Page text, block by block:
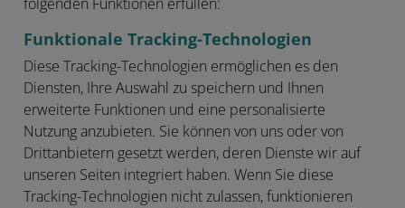
folgenden Funktionen erfüllen:
Funktionale Tracking-Technologien
Diese Tracking-Technologien ermöglichen es den
Diensten, Ihre Auswahl zu speichern und Ihnen
erweiterte Funktionen und eine personalisierte
Nutzung anzubieten. Sie können von uns oder von
Drittanbietern gesetzt werden, deren Dienste wir auf
unseren Seiten integriert haben. Wenn Sie diese
Tracking-Technologien nicht zulassen, funktionieren